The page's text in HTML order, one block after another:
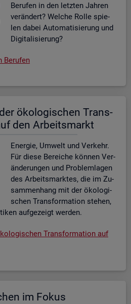
Be­ru­fen in den letz­ten Jah­ren
ver­än­dert? Wel­che Rolle spie­
len dabei Au­to­ma­ti­sie­rung und
Di­gi­ta­li­sie­rung?
Be­ru­fen
öko­lo­gi­schen Trans­
den Ar­beits­markt
En­er­gie, Um­welt und Ver­kehr.
Für diese Be­rei­che kön­nen Ver­
än­de­run­gen und Pro­blem­la­gen
des Ar­beits­mark­tes, die im Zu­
sam­men­hang mit der öko­lo­gi­
schen Trans­for­ma­ti­on ste­hen,
auf­ge­zeigt wer­den.
Trans­for­ma­ti­on auf
im Fokus